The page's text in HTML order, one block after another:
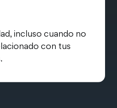
incluso cuando no
con tus